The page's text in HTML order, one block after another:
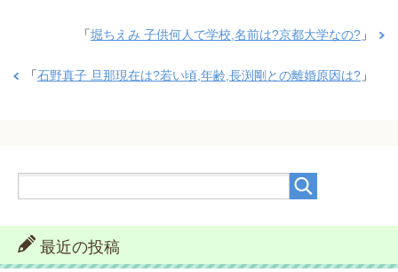
「堀ちえみ 子供何人で学校,名前は?京都大学なの? 」
「石野真子 旦那現在は?若い頃,年齢,長渕剛との離婚原因は? 」
最近の投稿